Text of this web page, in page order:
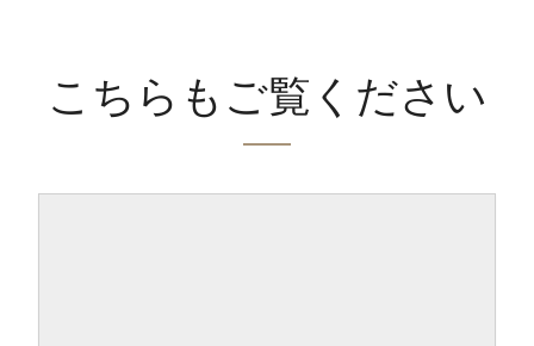
こちらもご覧ください